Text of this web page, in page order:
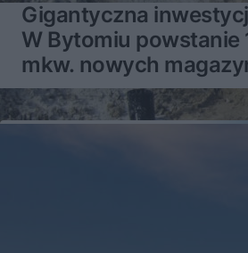
Gigantyczna
W Bytomiu powstanie
mkw. nowych